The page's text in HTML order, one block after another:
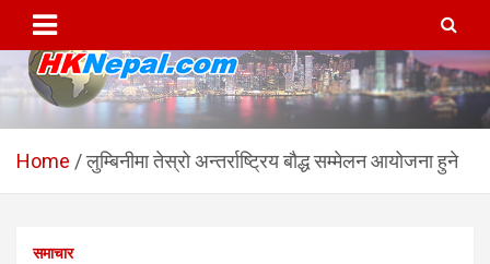
content
HKNepal.com – हङकङबाट
सञ्चालित पहिलो नेपाली अनलाईन
hknepal, hknepal.com, hk nepal, hk nepal com
Home लुम्बिनीमा तेस्रो अन्तर्राष्ट्रिय बौद्ध सम्मेलन आयोजना हुने
समाचार